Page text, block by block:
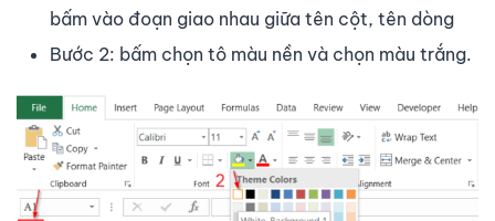
bấm vào đoạn giao nhau giữa tên cột, tên dòng
Bước 2: bấm chọn tô màu nền và chọn màu trắng.